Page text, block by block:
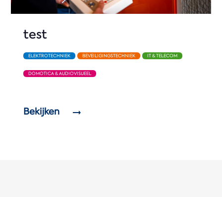
test
ELEKTROTECHNIEK BEVEILIGINGSTECHNIEK IT & TELECOM
DOMOTICA & AUDIOVISUEEL
Bekijken